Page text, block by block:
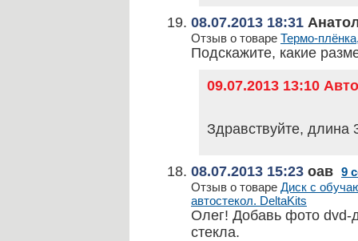
08.07.2013 18:31
Отзыв о товаре Термо-
Подскажите, какие
09.07.2013 13:10
Здравствуйте, длина
08.07.2013 15:23 оав 9
Отзыв о товаре Диск с
автостекол. DeltaKits
Олег! Добавь фото dvd-
стекла.